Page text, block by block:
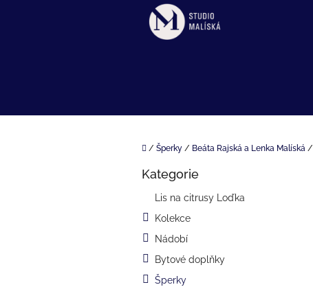
Domů
/ Šperky / Beáta Rajská a Lenka Malíská /
Přeskočit
Kategorie
Lis na citrusy Loďka
Kolekce
Nádobí
Bytové doplňky
Šperky